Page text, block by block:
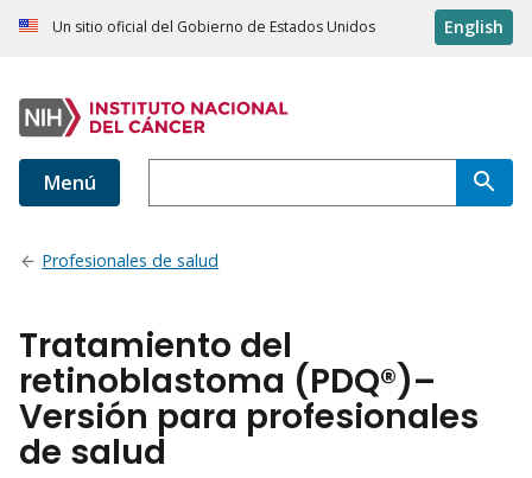
Un sitio oficial del Gobierno de Estados Unidos English
Menú
Profesionales de salud
Tratamiento del
retinoblastoma (PDQ®)–
Versión para profesionales
de salud